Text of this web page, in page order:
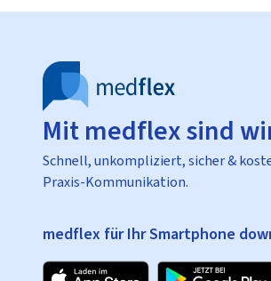
Mit medflex sind
Schnell, unkompliziert, sicher &
Praxis-Kommunikation.
medflex für Ihr Smartphone